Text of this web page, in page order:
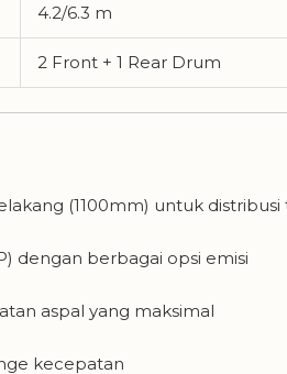
4.2/6.3 m
2 Front + 1 Rear Drum
(1100mm) untuk
dengan berbagai opsi emisi
aspal yang maksimal
kecepatan